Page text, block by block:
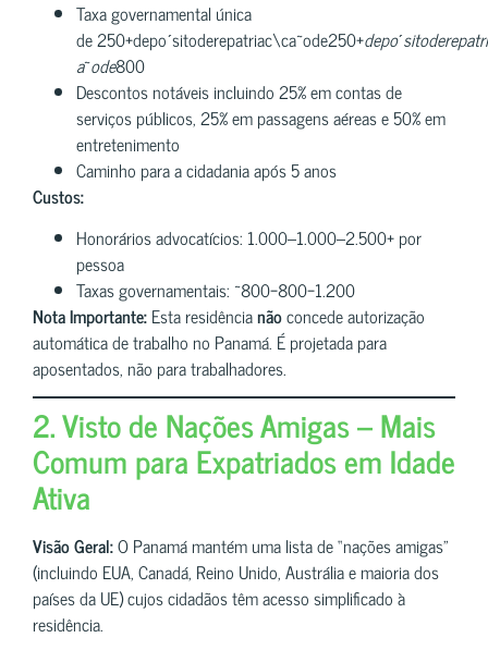
Taxa governamental única
de 250+depoˊsitoderepatriac\ca~ode250+depoˊsitoderepatr
a~ode800
Descontos notáveis incluindo 25% em contas de
serviços públicos, 25% em passagens aéreas e 50% em
entretenimento
Caminho para a cidadania após 5 anos
Custos:
Honorários advocatícios: 1.000–1.000–2.500+ por
pessoa
Taxas governamentais: ~800−800−1.200
Nota Importante:Esta residêncianãoconcede autorização
automática de trabalho no Panamá. É projetada para
aposentados, não para trabalhadores.
2. Visto de Nações Amigas – Mais
Comum para Expatriados em Idade
Ativa
Visão Geral:O Panamá mantém uma lista de “nações amigas”
(incluindo EUA, Canadá, Reino Unido, Austrália e maioria dos
países da UE) cujos cidadãos têm acesso simplificado à
residência.